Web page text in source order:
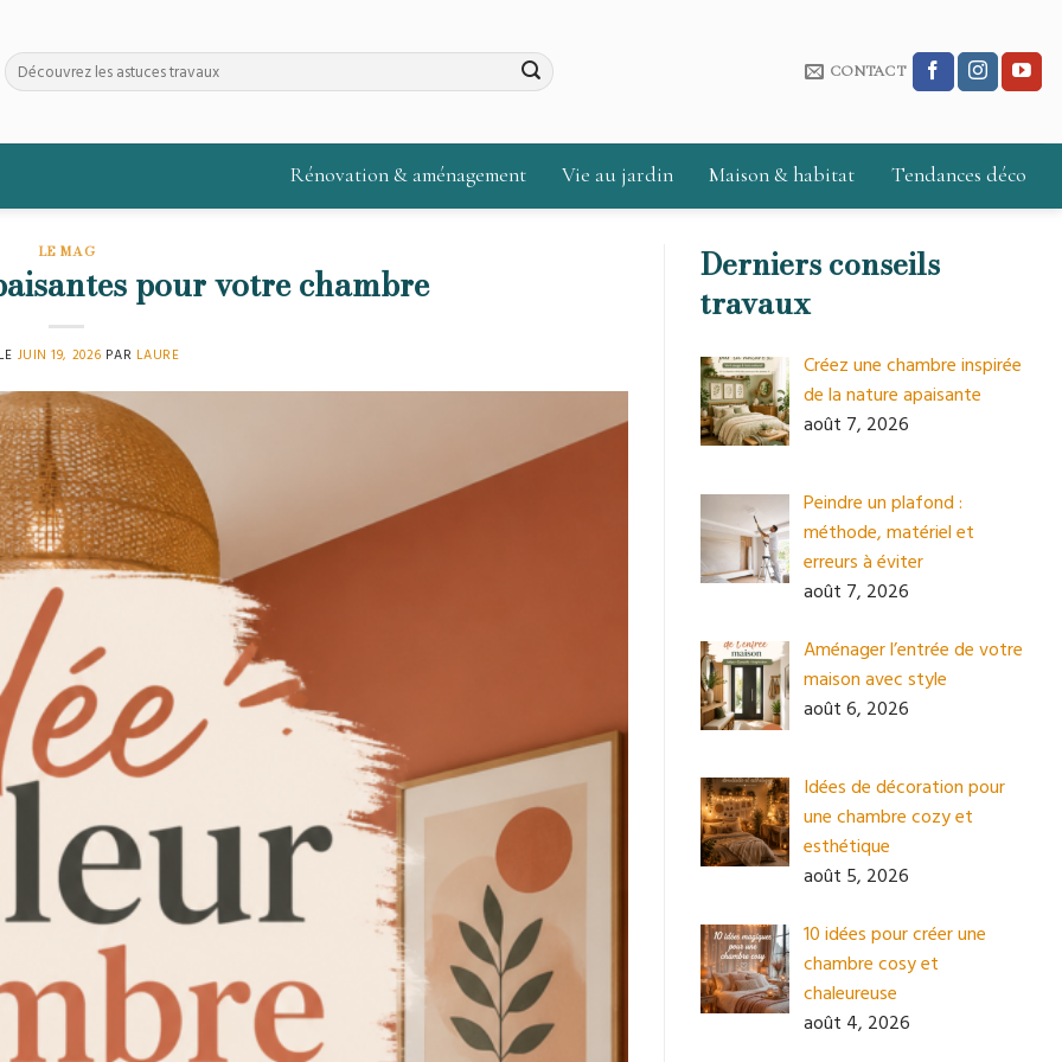
CONTACT
Rénovation & aménagement Vie au jardin Maison & habitat Tendances déco
LE MAG
pour votre chambre
JUIN 19, 2026 PAR LAURE
Derniers conseils
travaux
Créez une chambre inspirée
de la nature apaisante
août 7, 2026
Peindre un plafond :
méthode, matériel et
erreurs à éviter
août 7, 2026
Aménager l’entrée de votre
maison avec style
août 6, 2026
Idées de décoration pour
une chambre cozy et
esthétique
août 5, 2026
10 idées pour créer une
chambre cosy et
chaleureuse
août 4, 2026